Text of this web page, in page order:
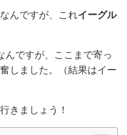
んですが、これイーグル
んですが、ここまで寄っ
しました。（結果はイー
きましょう！